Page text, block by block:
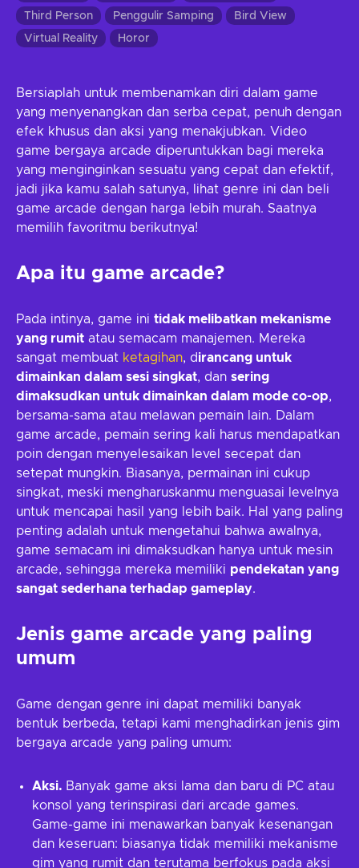
Third Person
Penggulir Samping
Bird View
Virtual Reality
Horor
Bersiaplah untuk membenamkan diri dalam game
yang menyenangkan dan serba cepat, penuh dengan
efek khusus dan aksi yang menakjubkan. Video
game bergaya arcade diperuntukkan bagi mereka
yang menginginkan sesuatu yang cepat dan efektif,
jadi jika kamu salah satunya, lihat genre ini dan beli
game arcade dengan harga lebih murah. Saatnya
memilih favoritmu berikutnya!
Apa itu game arcade?
Pada intinya, game ini tidak melibatkan mekanisme
yang rumit atau semacam manajemen. Mereka
sangat membuat ketagihan, dirancang untuk
dimainkan dalam sesi singkat, dan sering
dimaksudkan untuk dimainkan dalam mode co-op,
bersama-sama atau melawan pemain lain. Dalam
game arcade, pemain sering kali harus mendapatkan
poin dengan menyelesaikan level secepat dan
setepat mungkin. Biasanya, permainan ini cukup
singkat, meski mengharuskanmu menguasai levelnya
untuk mencapai hasil yang lebih baik. Hal yang paling
penting adalah untuk mengetahui bahwa awalnya,
game semacam ini dimaksudkan hanya untuk mesin
arcade, sehingga mereka memiliki pendekatan yang
sangat sederhana terhadap gameplay.
Jenis game arcade yang paling
umum
Game dengan genre ini dapat memiliki banyak
bentuk berbeda, tetapi kami menghadirkan jenis gim
bergaya arcade yang paling umum:
Aksi. Banyak game aksi lama dan baru di PC atau
konsol yang terinspirasi dari arcade games.
Game-game ini menawarkan banyak kesenangan
dan keseruan: biasanya tidak memiliki mekanisme
gim yang rumit dan terutama berfokus pada aksi